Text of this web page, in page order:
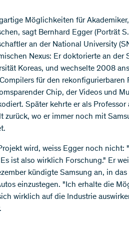
Möglichkeiten für
sagt Bernhard Egger (Porträt S.
an der National University
Nexus: Er doktorierte an der
Koreas, und wechselte 2008
für den rekonfigurierbaren
Chip, der Videos und
Später kehrte er als Professor
zurück, wo er immer noch mit
wird, weiss Egger noch nicht:
ist also wirklich Forschung." Er
kündigte Samsung an, in
einzustegen. "Ich erhalte die
wirklich auf die Industrie